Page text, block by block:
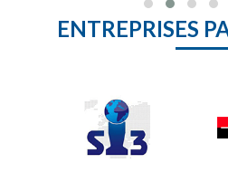
ENTREPRISES